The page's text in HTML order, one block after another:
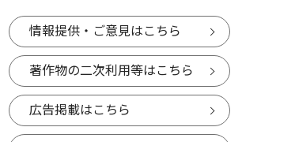
情報提供・ご意見はこちら
著作物の二次利用等はこちら
広告掲載はこちら